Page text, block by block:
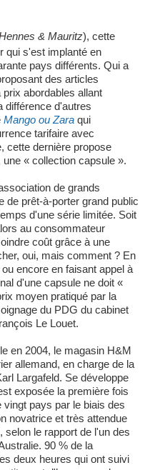
& Mauritz), cette
qui s'est implanté en
pays différents. Qui a
des articles
abordables allant
différence d'autres
Mango ou Zara qui
tarifaire avec
cette dernière propose
« collection capsule ».
de grands
de prêt-à-porter grand public
d'une série limitée. Soit
au consommateur
coût grâce à une
oui, mais comment ? En
encore en faisant appel à
d'une capsule ne doit «
moyen pratiqué par la
du PDG du cabinet
Le Louet.
en 2004, le magasin H&M
allemand, en charge de la
Largafeld. Se développe
exposée la première fois
pays par le biais des
novatrice et très attendue
le rapport de l'un des
90 % de la
deux heures qui ont suivi